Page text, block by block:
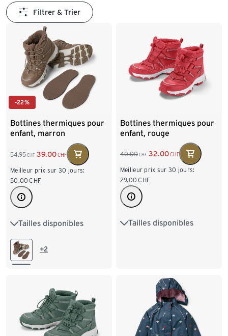
Filtrer & Trier
-22%
Bottines thermiques pour
enfant, marron
54.95 CHF 39.00CHF
Meilleur prix sur 30 jours:
50.00 CHF
Tailles disponibles
24-25 26-27 28-29
30-31 32-33
+2
Bottines thermiques pour
enfant, rouge
40.00 CHF 32.00CHF
Meilleur prix sur 30 jours:
29.00 CHF
Tailles disponibles
24-25 26-27 28-29